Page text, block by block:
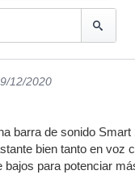
12/2020
barra de sonido
bien tanto en voz
bajos para potenciar